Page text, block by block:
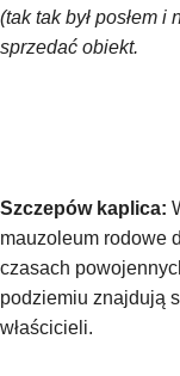
(tak tak był posłem
sprzedać obiekt.
Szczepów kaplica:
mauzoleum rodowe
czasach
podziemiu znajdują
właścicieli.